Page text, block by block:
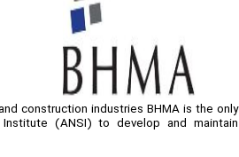
construction industries BHMA is the only
(ANSI) to develop and maintain